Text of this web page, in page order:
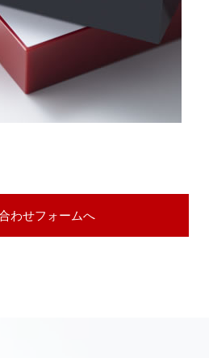
わせフォームへ